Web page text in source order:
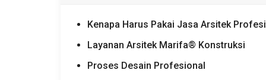
Kenapa Harus Pakai Jasa Arsitek
Layanan Arsitek Marifa® Konstruksi
Proses Desain Profesional